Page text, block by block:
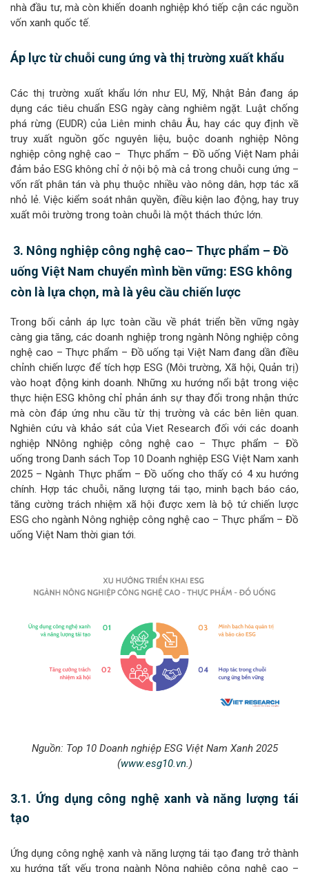
nhà đầu tư, mà còn khiến doanh nghiệp khó tiếp cận các nguồn
vốn xanh quốc tế.
Áp lực từ chuỗi cung ứng và thị trường xuất khẩu
Các thị trường xuất khẩu lớn như EU, Mỹ, Nhật Bản đang áp
dụng các tiêu chuẩn ESG ngày càng nghiêm ngặt. Luật chống
phá rừng (EUDR) của Liên minh châu Âu, hay các quy định về
truy xuất nguồn gốc nguyên liệu, buộc doanh nghiệp Nông
nghiệp công nghệ cao – Thực phẩm – Đồ uống Việt Nam phải
đảm bảo ESG không chỉ ở nội bộ mà cả trong chuỗi cung ứng –
vốn rất phân tán và phụ thuộc nhiều vào nông dân, hợp tác xã
nhỏ lẻ. Việc kiểm soát nhân quyền, điều kiện lao động, hay truy
xuất môi trường trong toàn chuỗi là một thách thức lớn.
3. Nông nghiệp công nghệ cao– Thực phẩm – Đồ
uống Việt Nam chuyển mình bền vững: ESG không
còn là lựa chọn, mà là yêu cầu chiến lược
Trong bối cảnh áp lực toàn cầu về phát triển bền vững ngày
càng gia tăng, các doanh nghiệp trong ngành Nông nghiệp công
nghệ cao – Thực phẩm – Đồ uống tại Việt Nam đang dần điều
chỉnh chiến lược để tích hợp ESG (Môi trường, Xã hội, Quản trị)
vào hoạt động kinh doanh. Những xu hướng nổi bật trong việc
thực hiện ESG không chỉ phản ánh sự thay đổi trong nhận thức
mà còn đáp ứng nhu cầu từ thị trường và các bên liên quan.
Nghiên cứu và khảo sát của Viet Research đối với các doanh
nghiệp NNông nghiệp công nghệ cao – Thực phẩm – Đồ
uống trong Danh sách Top 10 Doanh nghiệp ESG Việt Nam xanh
2025 – Ngành Thực phẩm – Đồ uống cho thấy có 4 xu hướng
chính. Hợp tác chuỗi, năng lượng tái tạo, minh bạch báo cáo,
tăng cường trách nhiệm xã hội được xem là bộ tứ chiến lược
ESG cho ngành Nông nghiệp công nghệ cao – Thực phẩm – Đồ
uống Việt Nam thời gian tới.
Nguồn: Top 10 Doanh nghiệp ESG Việt Nam Xanh 2025
(www.esg10.vn.)
3.1. Ứng dụng công nghệ xanh và năng lượng tái
tạo
Ứng dụng công nghệ xanh và năng lượng tái tạo đang trở thành
xu hướng tất yếu trong ngành Nông nghiệp công nghệ cao –